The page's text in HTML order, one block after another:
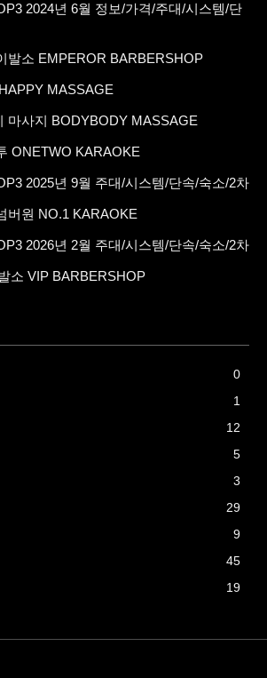
2024년 6월 정보/가격/주대/시스템/단
발소 EMPEROR BARBERSHOP
MASSAGE
마사지 BODYBODY MASSAGE
ONETWO KARAOKE
2025년 9월 주대/시스템/단속/숙소/2차
버원 NO.1 KARAOKE
2026년 2월 주대/시스템/단속/숙소/2차
소 VIP BARBERSHOP
0
1
12
5
3
29
9
45
19